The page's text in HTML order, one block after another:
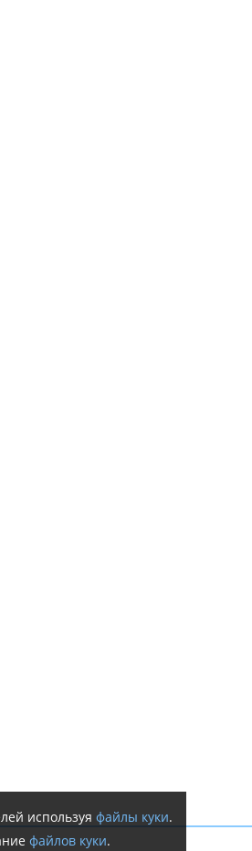
используя файлы куки.
файлов куки.